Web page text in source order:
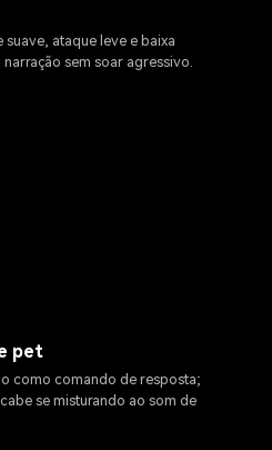
suave, ataque leve e baixa
sem soar agressivo.
pet
como comando de resposta;
se misturando ao som de